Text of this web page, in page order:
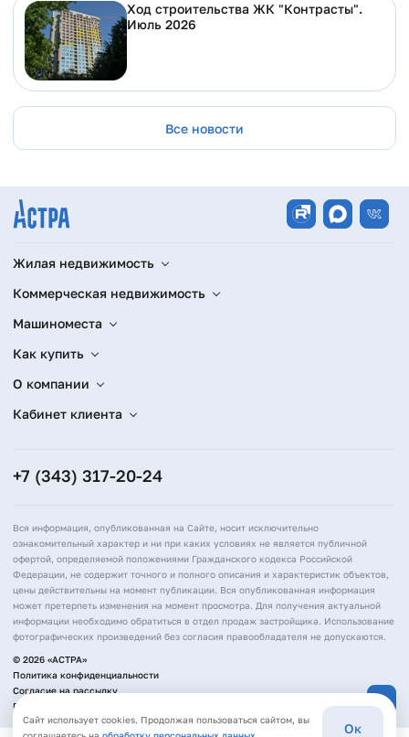
Ход строительства ЖК "Контрасты".
Июль 2026
Все новости
Жилая недвижимость
Коммерческая недвижимость
Машиноместа
Как купить
О компании
Кабинет клиента
+7 (343) 317-20-24
Вся информация, опубликованная на Сайте, носит исключительно
ознакомительный характер и ни при каких условиях не является публичной
офертой, определяемой положениями Гражданского кодекса Российской
Федерации, не содержит точного и полного описания и характеристик объектов,
цены действительны на момент публикации. Вся опубликованная информация
может претерпеть изменения на момент просмотра. Для получения актуальной
информации необходимо обратиться в отдел продаж застройщика. Использование
фотографических произведений без согласия правообладателя не допускаются.
© 2026 «АСТРА»
Политика конфиденциальности
Согласие на рассылку
Политика обработки персональных данных
Сайт использует cookies. Продолжая пользоваться сайтом, вы
Ок